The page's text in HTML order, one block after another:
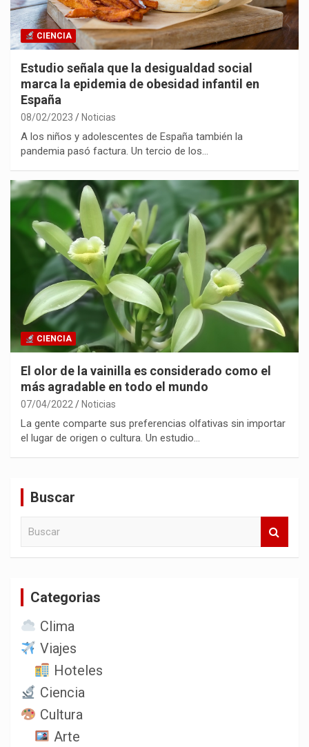
CIENCIA
Estudio señala que la desigualdad social
marca la epidemia de obesidad infantil en
España
08/02/2023 Noticias
A los niños y adolescentes de España también la
pandemia pasó factura. Un tercio de los…
CIENCIA
El olor de la vainilla es considerado como el
más agradable en todo el mundo
07/04/2022 Noticias
La gente comparte sus preferencias olfativas sin importar
el lugar de origen o cultura. Un estudio…
Buscar
Categorias
Clima
Viajes
Hoteles
Ciencia
Cultura
Arte